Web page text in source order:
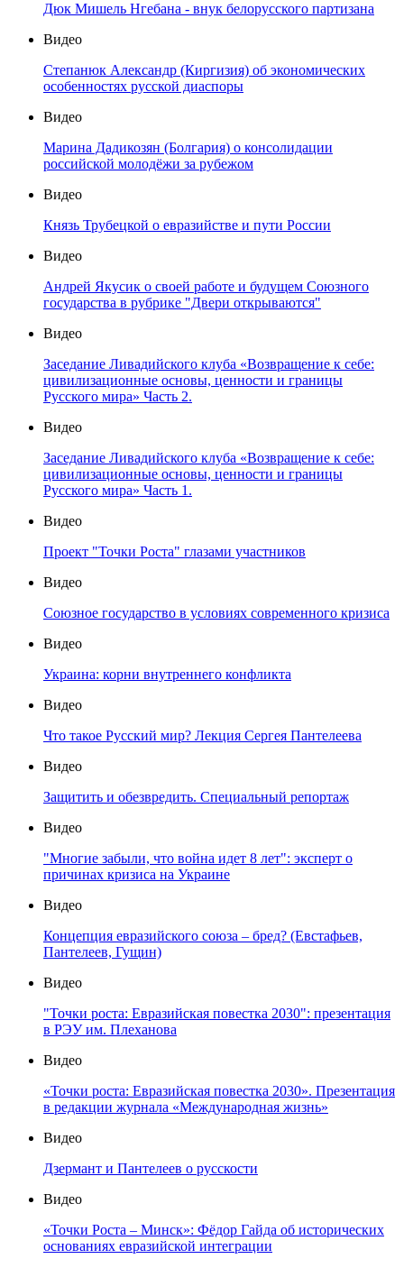
Дюк Мишель Нгебана - внук белорусского партизана
Видео
Степанюк Александр (Киргизия) об экономических
особенностях русской диаспоры
Видео
Марина Дадикозян (Болгария) о консолидации
российской молодёжи за рубежом
Видео
Князь Трубецкой о евразийстве и пути России
Видео
Андрей Якусик о своей работе и будущем Союзного
государства в рубрике "Двери открываются"
Видео
Заседание Ливадийского клуба «Возвращение к себе:
цивилизационные основы, ценности и границы
Русского мира» Часть 2.
Видео
Заседание Ливадийского клуба «Возвращение к себе:
цивилизационные основы, ценности и границы
Русского мира» Часть 1.
Видео
Проект "Точки Роста" глазами участников
Видео
Союзное государство в условиях современного кризиса
Видео
Украина: корни внутреннего конфликта
Видео
Что такое Русский мир? Лекция Сергея Пантелеева
Видео
Защитить и обезвредить. Специальный репортаж
Видео
"Многие забыли, что война идет 8 лет": эксперт о
причинах кризиса на Украине
Видео
Концепция евразийского союза – бред? (Евстафьев,
Пантелеев, Гущин)
Видео
"Точки роста: Евразийская повестка 2030": презентация
в РЭУ им. Плеханова
Видео
«Точки роста: Евразийская повестка 2030». Презентация
в редакции журнала «Международная жизнь»
Видео
Дзермант и Пантелеев о русскости
Видео
«Точки Роста – Минск»: Фёдор Гайда об исторических
основаниях евразийской интеграции